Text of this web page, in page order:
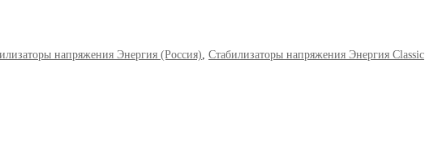
напряжения Энергия (Россия), Стабилизаторы напряжения Энергия Classic